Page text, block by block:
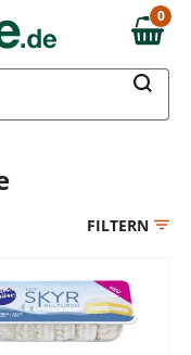
0,00 €
0
FILTERN